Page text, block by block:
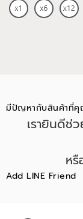
มีปัญหากับสินค้าที่คุ
เรายินดีช่
ห
Add LINE Friend